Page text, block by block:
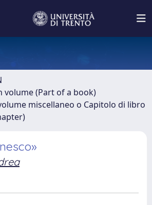
volume (Part of a book)
miscellaneo o Capitolo di libro